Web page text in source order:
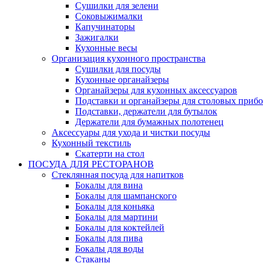
Сушилки для зелени
Cоковыжималки
Капучинаторы
Зажигалки
Кухонные весы
Организация кухонного пространства
Сушилки для посуды
Кухонные органайзеры
Органайзеры для кухонных аксессуаров
Подставки и органайзеры для столовых
Подставки, держатели для бутылок
Держатели для бумажных полотенец
Аксессуары для ухода и чистки посуды
Кухонный текстиль
Скатерти на стол
ПОСУДА ДЛЯ РЕСТОРАНОВ
Стеклянная посуда для напитков
Бокалы для вина
Бокалы для шампанского
Бокалы для коньяка
Бокалы для мартини
Бокалы для коктейлей
Бокалы для пива
Бокалы для воды
Стаканы